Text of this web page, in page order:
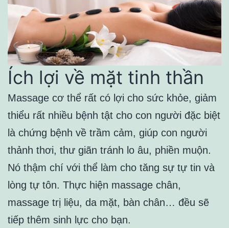
Ích lợi về mặt tinh thần
Massage cơ thể rất có lợi cho sức khỏe, giảm
thiểu rất nhiều bệnh tật cho con người đặc biệt
là chứng bệnh về trầm cảm, giúp con người
thảnh thơi, thư giãn tránh lo âu, phiền muộn.
Nó thậm chí với thể làm cho tăng sự tự tin và
lòng tự tôn. Thực hiện massage chân,
massage trị liệu, da mặt, bàn chân… đều sẽ
tiếp thêm sinh lực cho bạn.